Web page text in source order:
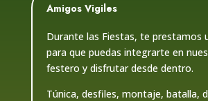
Amigos Vigiles
Durante las Fiestas, te prestamos
para que puedas integrarte en
festero y disfrutar desde dentro.
Túnica, desfiles, montaje, batalla,